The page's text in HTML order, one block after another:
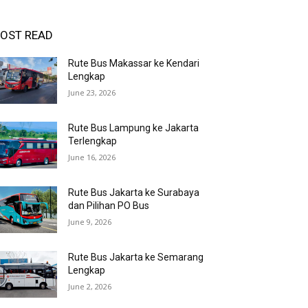
READ
Rute Bus Makassar ke Kendari
Lengkap
June 23, 2026
Rute Bus Lampung ke Jakarta
Terlengkap
June 16, 2026
Rute Bus Jakarta ke Surabaya
dan Pilihan PO Bus
June 9, 2026
Rute Bus Jakarta ke Semarang
Lengkap
June 2, 2026